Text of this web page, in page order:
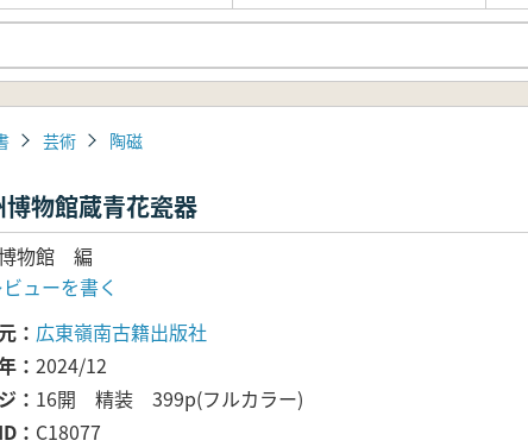
芸術 陶磁
博物館蔵青花瓷器
物館 編
ビューを書く
広東嶺南古籍出版社
2024/12
16開 精装 399p(フルカラー)
C18077